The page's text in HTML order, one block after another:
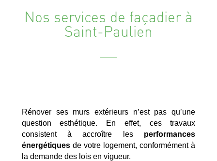
Nos services de façadier à
Saint-Paulien
Rénover ses murs extérieurs n’est pas qu’une
question esthétique. En effet, ces travaux
consistent à accroître les performances
énergétiquesde votre logement, conformément à
la demande des lois en vigueur.